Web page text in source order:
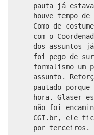
pauta já
houve tempo
Como de
com o
dos assuntos
foi pego de
formalismo um
assunto.
pautado
hora. Glaser
não foi
CGI.br, ele
por terceiros.